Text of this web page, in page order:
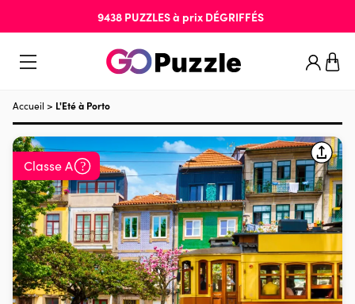
9438 PUZZLESà prix DÉGRIFFÉS
Accueil > L'Eté à Porto
Classe A